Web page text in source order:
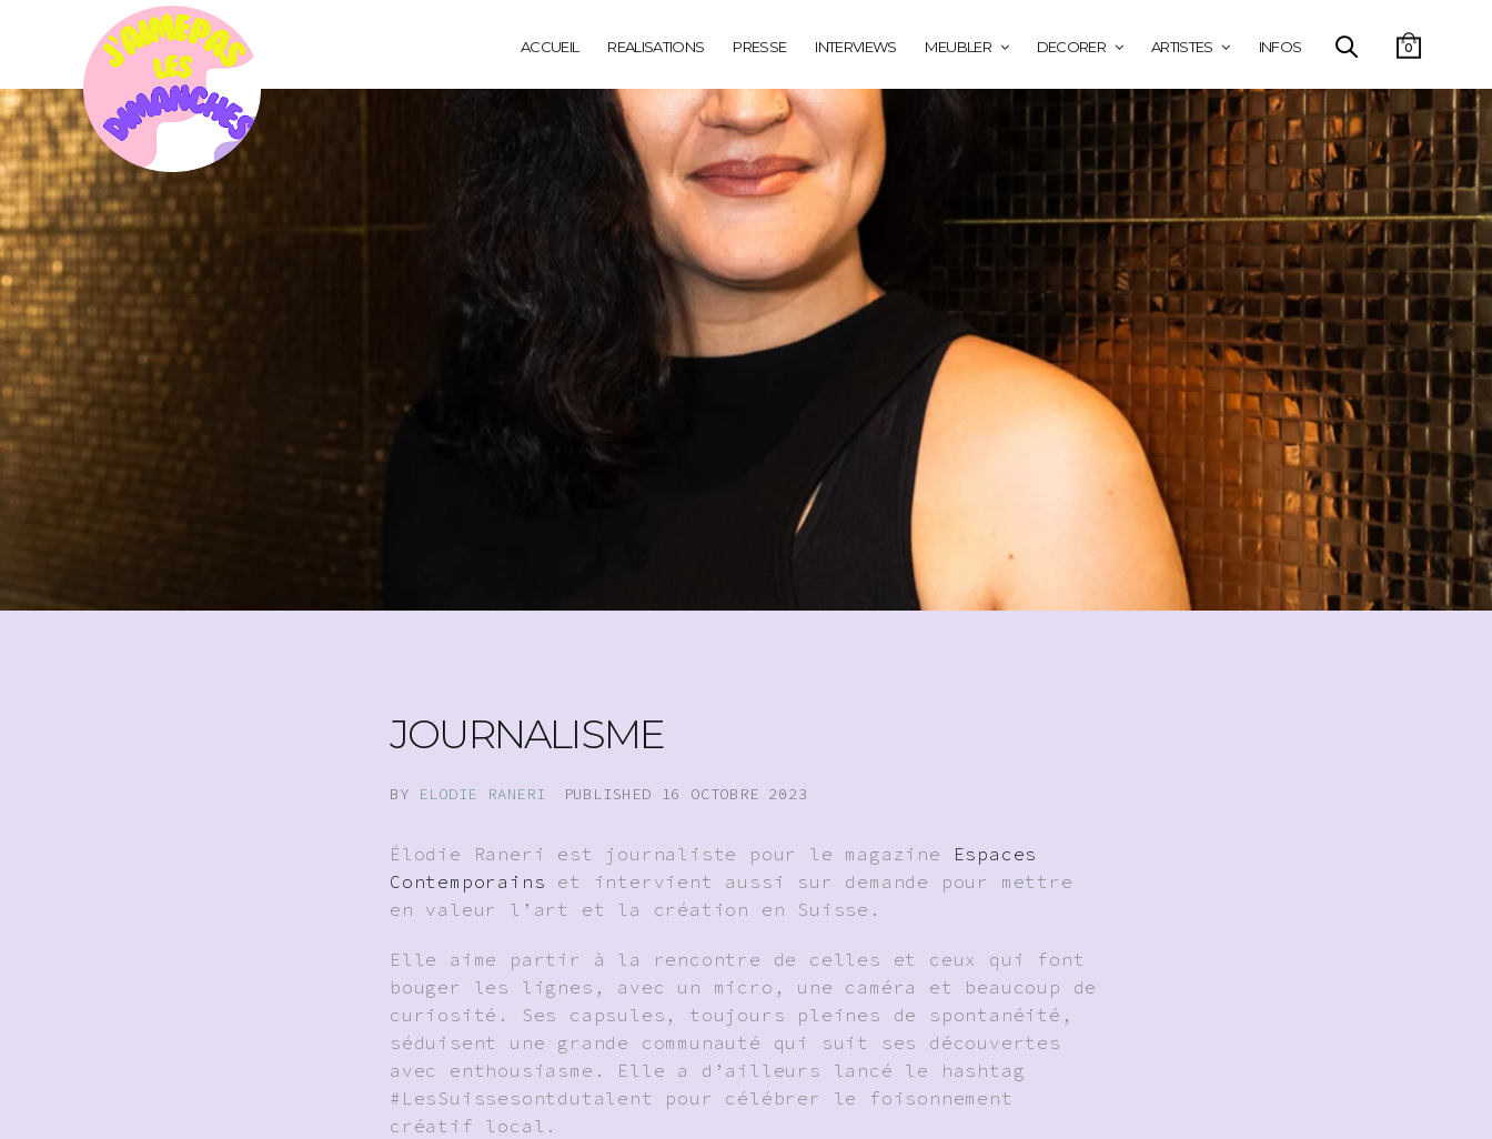
ACCUEIL REALISATIONS PRESSE INTERVIEWS MEUBLER DECORER ARTISTES INFOS 0
JOURNALISME
BY ELODIE RANERI PUBLISHED 16 OCTOBRE 2023
Élodie Raneri est journaliste pour le magazine
Espaces
Contemporains et intervient aussi sur demande pour mettre
en valeur l’art et la création en Suisse.
Elle aime partir à la rencontre de celles et ceux qui font
bouger les lignes, avec un micro, une caméra et beaucoup de
curiosité. Ses capsules, toujours pleines de spontanéité,
séduisent une grande communauté qui suit ses découvertes
avec enthousiasme. Elle a d’ailleurs lancé le hashtag
#LesSuissesontdutalent pour célébrer le foisonnement
créatif local.